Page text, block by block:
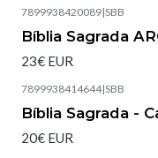
7899938420089|SBB
Bíblia Sagrada
23€ EUR
7899938414644|SBB
Bíblia Sagrada -
20€ EUR